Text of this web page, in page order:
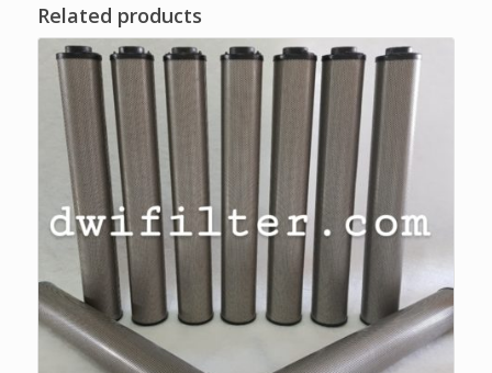
Related products